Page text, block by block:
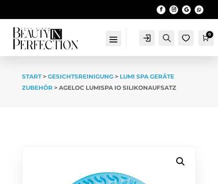
AccountSearch 0
START> GESICHTSREINIGUNG> LUMI SPA GERÄTE
ZUBEHÖR> AGELOC LUMISPA IO SILIKONAUFSATZ